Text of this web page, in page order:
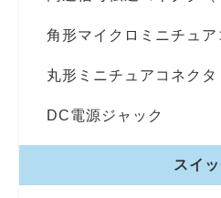
角形マイクロミニチュア
丸形ミニチュアコネクタ
DC電源ジャック
スイ